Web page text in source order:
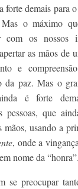
forte demais para
o máximo
com os nossos
as mãos de
e
da paz. Mas o
é forte
pessoas, que
mãos, usando a
, onde a
nome da “honra”.
se preocupar